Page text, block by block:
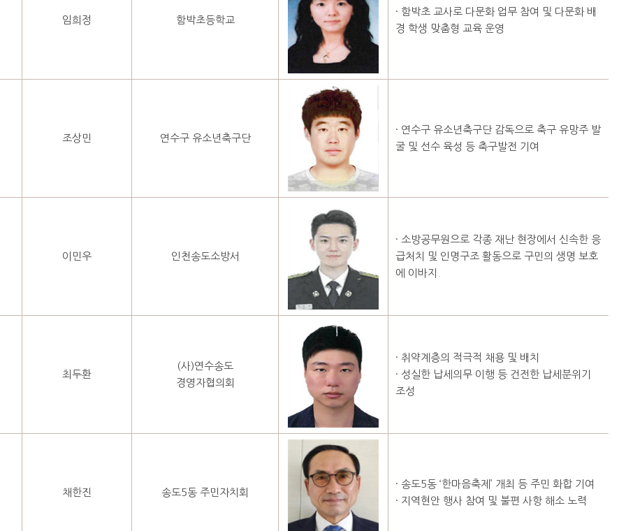
임희정 함박초등학교
· 함박초 교사로 다문화 업무 참여 및 다문화 배
경 학생 맞춤형 교육 운영
조상민 연수구 유소년축구단
· 연수구 유소년축구단 감독으로 축구 유망주 발
굴 및 선수 육성 등 축구발전 기여
이민우 인천송도소방서
· 소방공무원으로 각종 재난 현장에서 신속한 응
급처치 및 인명구조 활동으로 구민의 생명 보호
에 이바지.
최두환
(사)연수송도
경영자협의회
· 취약계층의 적극적 채용 및 배치
· 성실한 납세의무 이행 등 건전한 납세분위기
조성
채한진 송도5동 주민자치회
· 송도5동 ‘한마음축제’ 개최 등 주민 화합 기여
· 지역현안 행사 참여 및 불편 사항 해소 노력